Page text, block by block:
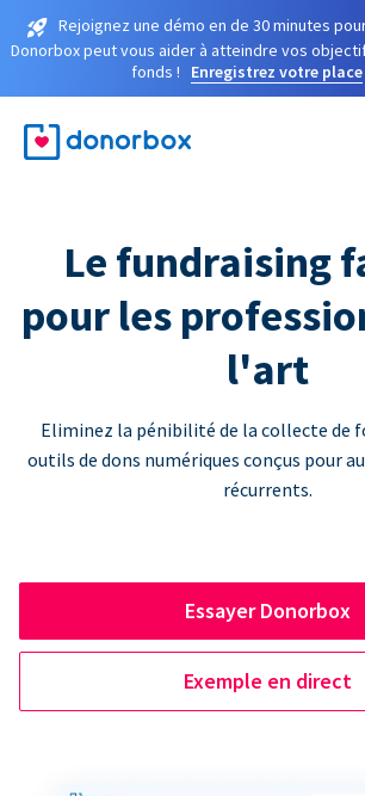
Rejoignez une démo en de 30 minutes
Donorbox peut vous aider à atteindre vos
fonds !
Enregistrez votre place
Le fundraising
pour les
l'art
Eliminez la pénibilité de la collecte de
outils de dons numériques conçus pour
récurrents.
Essayer Donorbox
Exemple en direct